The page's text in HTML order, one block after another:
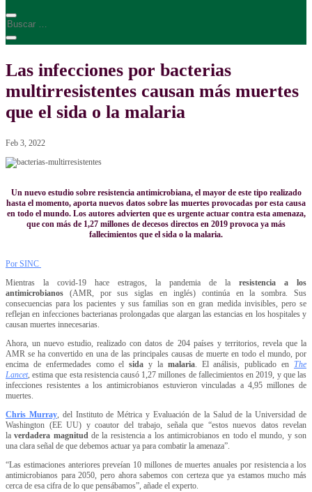
Las infecciones por bacterias
multirresistentes causan más muertes
que el sida o la malaria
Feb 3, 2022
Un nuevo estudio sobre resistencia antimicrobiana, el mayor de este tipo realizado
hasta el momento, aporta nuevos datos sobre las muertes provocadas por esta causa
en todo el mundo. Los autores advierten que es urgente actuar contra esta amenaza,
que con más de 1,27 millones de decesos directos en 2019 provoca ya más
fallecimientos que el sida o la malaria.
Por SINC
Mientras la covid-19 hace estragos, la pandemia de la resistencia a los
antimicrobianos (AMR, por sus siglas en inglés) continúa en la sombra. Sus
consecuencias para los pacientes y sus familias son en gran medida invisibles, pero se
reflejan en infecciones bacterianas prolongadas que alargan las estancias en los hospitales y
causan muertes innecesarias.
Ahora, un nuevo estudio, realizado con datos de 204 países y territorios, revela que la
AMR se ha convertido en una de las principales causas de muerte en todo el mundo, por
encima de enfermedades como elsida y la malaria. El análisis, publicado enThe
Lancet, estima que esta resistencia causó 1,27 millones de fallecimientos en 2019, y que las
infecciones resistentes a los antimicrobianos estuvieron vinculadas a 4,95 millones de
muertes.
Chris Murray, del Instituto de Métrica y Evaluación de la Salud de la Universidad de
Washington (EE UU) y coautor del trabajo, señala que “estos nuevos datos revelan
laverdadera magnitudde la resistencia a los antimicrobianos en todo el mundo, y son
una clara señal de que debemos actuar ya para combatir la amenaza”.
“Las estimaciones anteriores preveían 10 millones de muertes anuales por resistencia a los
antimicrobianos para 2050, pero ahora sabemos con certeza que ya estamos mucho más
cerca de esa cifra de lo que pensábamos”, añade el experto.